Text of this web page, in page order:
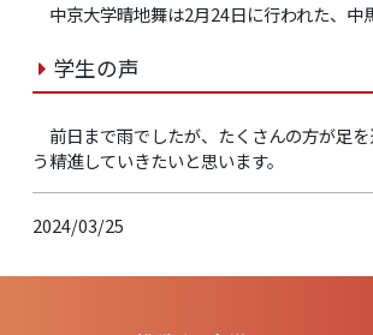
中京大学晴地舞は2月24日に行われた、中
学生の声
前日まで雨でしたが、たくさんの方が足
う精進していきたいと思います。
2024/03/25